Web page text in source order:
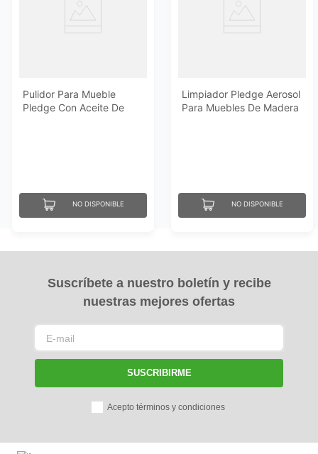
Pulidor Para Mueble
Pledge Con Aceite De
NO DISPONIBLE
Limpiador Pledge Aerosol
Para Muebles De Madera
NO DISPONIBLE
Suscríbete a nuestro boletín y recibe
nuestras mejores ofertas
SUSCRIBIRME
Acepto términos y condiciones